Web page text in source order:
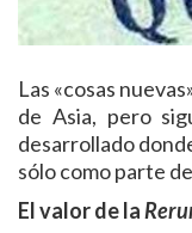
Las «cosas
de Asia, pero
desarrollado
sólo como parte
El valor de la